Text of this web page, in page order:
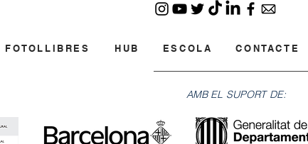
FOTOLLIBRES HUB ESCOLA CONTACTE
AMB EL SUPORT DE: